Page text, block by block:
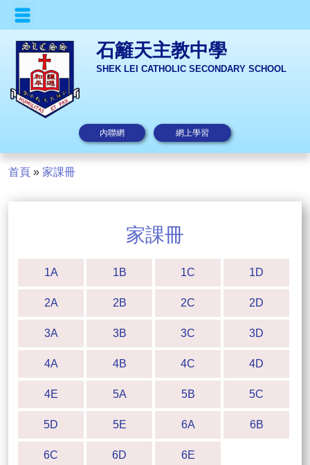
石籬天主教中學
SHEK LEI CATHOLIC SECONDARY SCHOOL
內聯網 網上學習
首頁 » 家課冊
家課冊
1A 1B 1C 1D
2A 2B 2C 2D
3A 3B 3C 3D
4A 4B 4C 4D
4E 5A 5B 5C
5D 5E 6A 6B
6C 6D 6E